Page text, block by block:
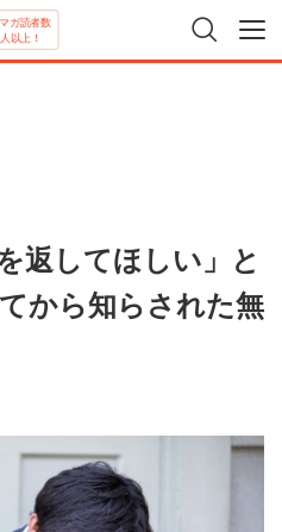
ガ読者数
以上！
返してほしい」と
から知らされた無